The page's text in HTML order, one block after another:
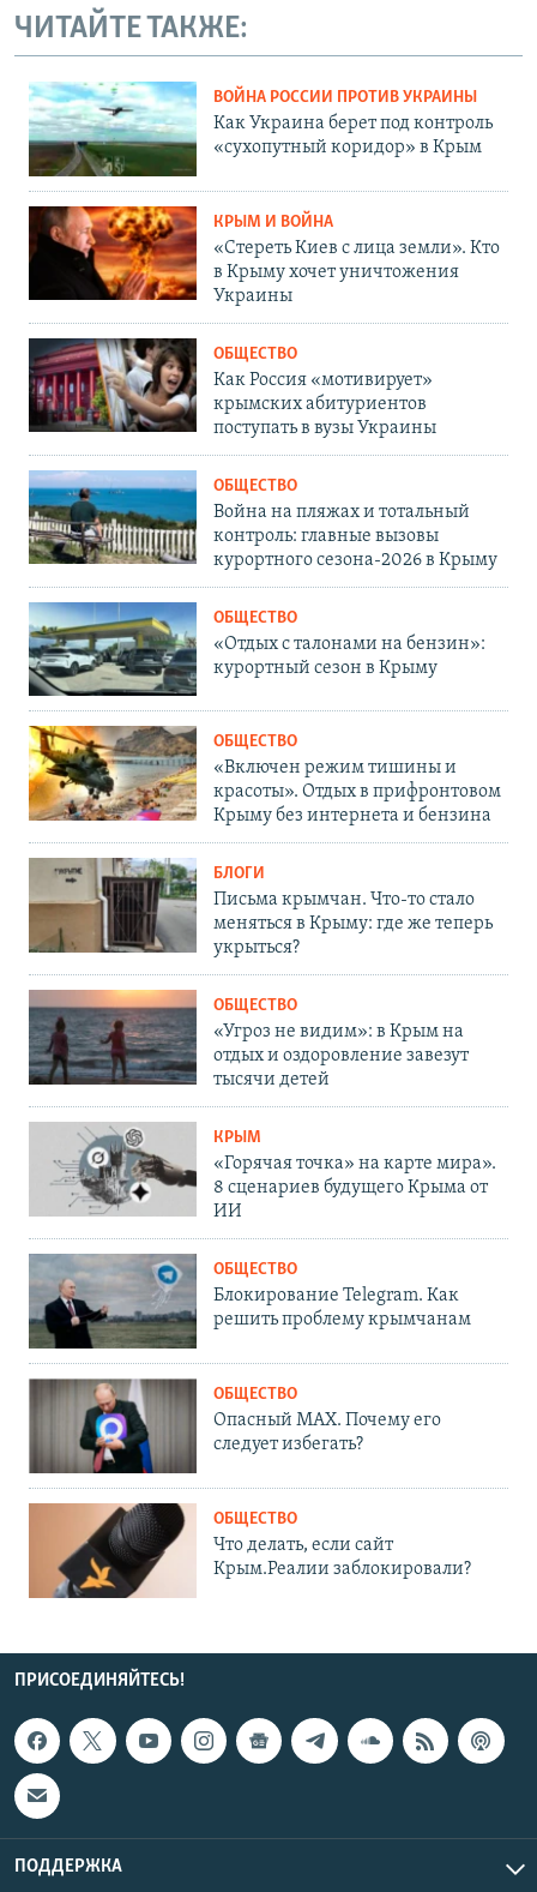
ЧИТАЙТЕ ТАКЖЕ:
ВОЙНА РОССИИ ПРОТИВ УКРАИНЫ
Как Украина берет под контроль
«сухопутный коридор» в Крым
КРЫМ И ВОЙНА
«Стереть Киев с лица земли». Кто
в Крыму хочет уничтожения
Украины
ОБЩЕСТВО
Как Россия «мотивирует»
крымских абитуриентов
поступать в вузы Украины
ОБЩЕСТВО
Война на пляжах и тотальный
контроль: главные вызовы
курортного сезона-2026 в Крыму
ОБЩЕСТВО
«Отдых с талонами на бензин»:
курортный сезон в Крыму
ОБЩЕСТВО
«Включен режим тишины и
красоты». Отдых в прифронтовом
Крыму без интернета и бензина
БЛОГИ
Письма крымчан. Что-то стало
меняться в Крыму: где же теперь
укрыться?
ОБЩЕСТВО
«Угроз не видим»: в Крым на
отдых и оздоровление завезут
тысячи детей
КРЫМ
«Горячая точка» на карте мира».
8 сценариев будущего Крыма от
ИИ
ОБЩЕСТВО
Блокирование Telegram. Как
решить проблему крымчанам
ОБЩЕСТВО
Опасный MAX. Почему его
следует избегать?
ОБЩЕСТВО
Что делать, если сайт
Крым.Реалии заблокировали?
ПРИСОЕДИНЯЙТЕСЬ!
ПОДДЕРЖКА